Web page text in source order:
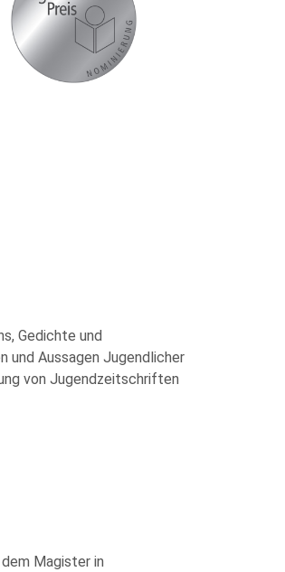
Gedichte und
und Aussagen Jugendlicher
von Jugendzeitschriften
Magister in